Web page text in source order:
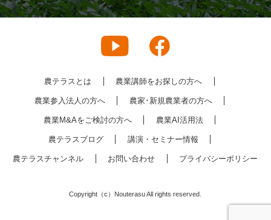
農テラスとは 農業講師をお探しの方へ
農業参入法人の方へ 農家･新規農業者の方へ
農業M&Aをご検討の方へ 農業AI活用法
農テラスブログ 講演・セミナー情報
農テラスチャンネル お問い合わせ プライバシーポリシー
Copyright（c）Nouterasu All rights reserved.